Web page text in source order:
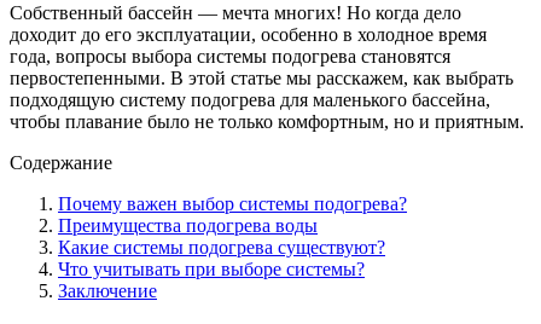
Собственный бассейн — мечта многих! Но когда дело
доходит до его эксплуатации, особенно в холодное время
года, вопросы выбора системы подогрева становятся
первостепенными. В этой статье мы расскажем, как выбрать
подходящую систему подогрева для маленького бассейна,
чтобы плавание было не только комфортным, но и приятным.
Содержание
Почему важен выбор системы подогрева?
Преимущества подогрева воды
Какие системы подогрева существуют?
Что учитывать при выборе системы?
Заключение